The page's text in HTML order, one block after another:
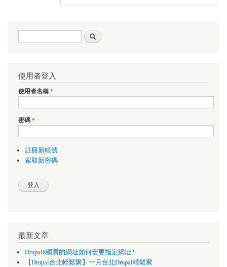
搜尋表單
使用者登入
使用者名稱*
密碼*
註冊新帳號
索取新密碼
最新文章
Drupal8網頁的網址如何變更指定網址?
【Drupal台北輕鬆聚】一月台北Drupal輕鬆聚